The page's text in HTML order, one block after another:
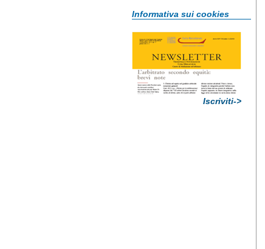
Informativa sui cookies
Iscriviti->